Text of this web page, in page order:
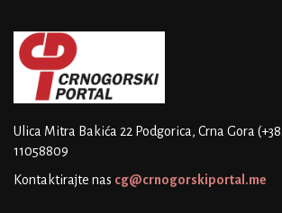
Ulica Mitra Bakića 22 Podgorica, Crna Gora
11058809
Kontaktirajte nas cg@crnogorskiportal.me